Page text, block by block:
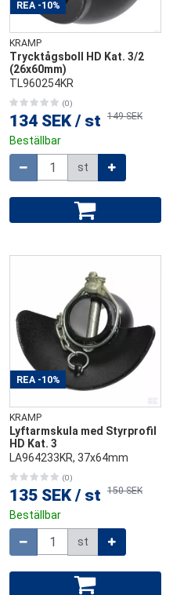
REA -10%
KRAMP
Trycktågsboll HD Kat. 3/2
(26x60mm)
TL960254KR
(0)
134 SEK / st 149 SEK
Beställbar
st
REA -10%
KRAMP
Lyftarmskula med Styrprofil
HD Kat. 3
LA964233KR, 37x64mm
(0)
135 SEK / st 150 SEK
Beställbar
st